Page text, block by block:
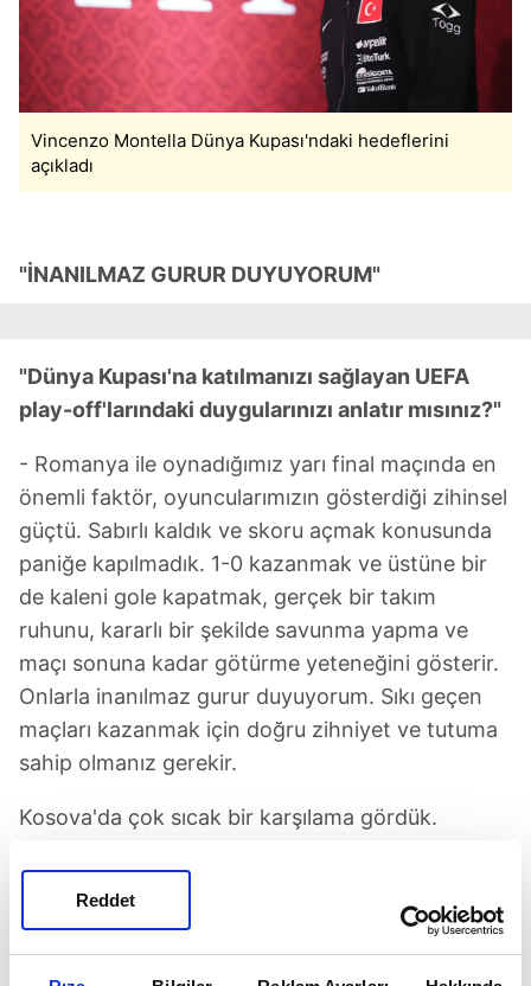
Reddet
Vincenzo Montella Dünya Kupası'ndaki hedeflerini
açıkladı
"İNANILMAZ GURUR DUYUYORUM"
"Dünya Kupası'na katılmanızı sağlayan UEFA
play-off'larındaki duygularınızı anlatır mısınız?"
- Romanya ile oynadığımız yarı final maçında en
önemli faktör, oyuncularımızın gösterdiği zihinsel
güçtü. Sabırlı kaldık ve skoru açmak konusunda
paniğe kapılmadık. 1-0 kazanmak ve üstüne bir
de kaleni gole kapatmak, gerçek bir takım
ruhunu, kararlı bir şekilde savunma yapma ve
maçı sonuna kadar götürme yeteneğini gösterir.
Onlarla inanılmaz gurur duyuyorum. Sıkı geçen
maçları kazanmak için doğru zihniyet ve tutuma
sahip olmanız gerekir.
Kosova'da çok sıcak bir karşılama gördük.
doğru bir ruhla oynandı. Play-off finaline kadar
yükselmeyi başaran çok cesur bir rakip